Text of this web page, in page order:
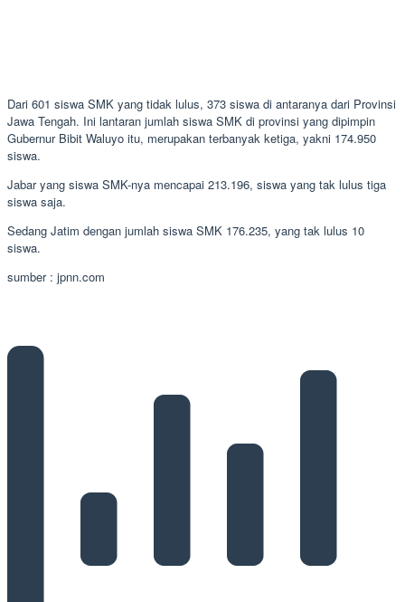
Dari 601 siswa SMK yang tidak lulus, 373 siswa di antaranya dari Provinsi
Jawa Tengah. Ini lantaran jumlah siswa SMK di provinsi yang dipimpin
Gubernur Bibit Waluyo itu, merupakan terbanyak ketiga, yakni 174.950
siswa.
Jabar yang siswa SMK-nya mencapai 213.196, siswa yang tak lulus tiga
siswa saja.
Sedang Jatim dengan jumlah siswa SMK 176.235, yang tak lulus 10
siswa.
sumber : jpnn.com